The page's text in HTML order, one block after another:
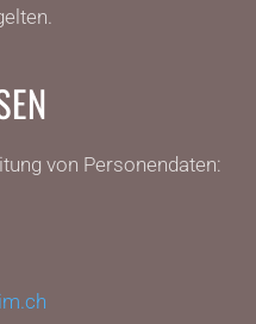
von Personendaten: